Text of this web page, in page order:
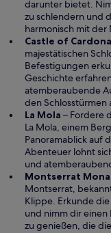
darunter bietet.
zu schlendern und
harmonisch mit der
Castle of Cardona
majestätischen
Befestigungen
Geschichte
atemberaubende
den Schlosstürmen
La Mola W
i
r
d
i
n
e
i
n
e
– Fordere
La Mola, einem
Panoramablick auf
Abenteuer lohnt
und
Montserrat
Montserrat,
Klippe. Erkunde
und nimm dir
zu genießen, die